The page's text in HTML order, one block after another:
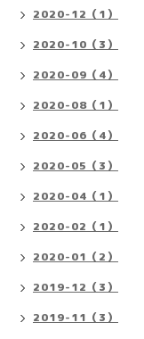
2020-12（1）
2020-10（3）
2020-09（4）
2020-08（1）
2020-06（4）
2020-05（3）
2020-04（1）
2020-02（1）
2020-01（2）
2019-12（3）
2019-11（3）